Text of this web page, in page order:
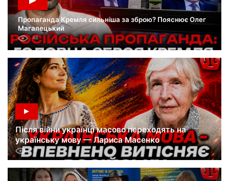
Пропаганда Кремля сильніша за зброю? Пояснює Олег
Магалецький
48
Після війни українці масово переходять на
українську мову — Лариса Масенко
119